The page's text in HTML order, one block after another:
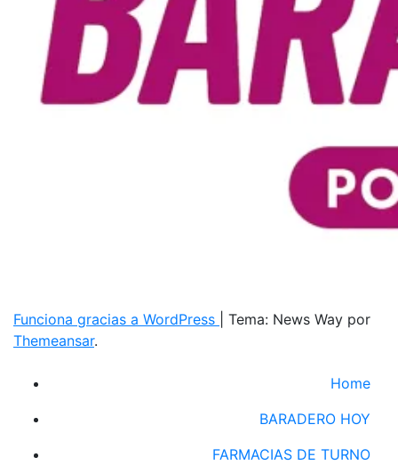
Funciona gracias a WordPress
Tema: News Way por
Themeansar.
Home
BARADERO HOY
FARMACIAS DE TURNO